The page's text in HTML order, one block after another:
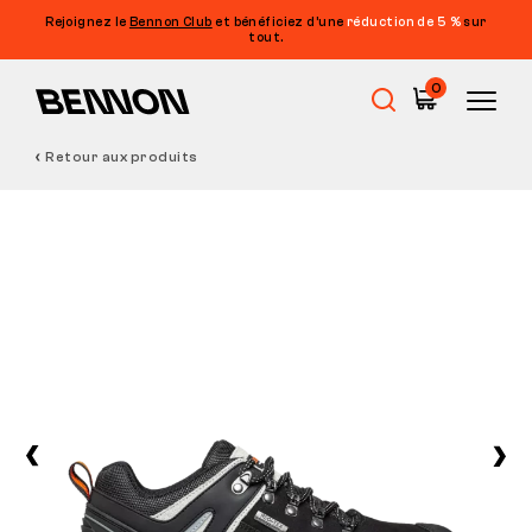
Rejoignez le Bennon Club et bénéficiez d’une réduction de 5 %sur
tout.
0
Chaussures de loisirs
Retour aux produits